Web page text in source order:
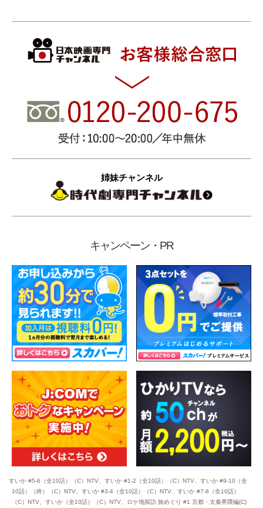
姉妹チャンネル
キャンペーン・PR
すいか #5-6（全10話）（C）NTV、すいか #1-2（全10話）（C）NTV、すいか #9-10（全
10話）（終）（C）NTV、すいか #3-4（全10話）（C）NTV、すいか #7-8（全10話）
（C）NTV、すいか（全10話）（C）NTV、ロケ地探訪 旅めぐり #1 京都・太秦界隈編(C)